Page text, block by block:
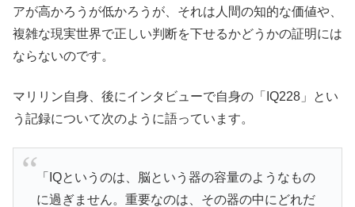
アが高かろうが低かろうが、それは人間の知的な価値や、
複雑な現実世界で正しい判断を下せるかどうかの証明には
ならないのです。
マリリン自身、後にインタビューで自身の「IQ228」とい
う記録について次のように語っています。
「IQというのは、脳という器の容量のようなもの
に過ぎません。重要なのは、その器の中にどれだ